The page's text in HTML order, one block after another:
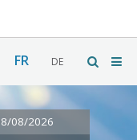
FR DE
08/2026